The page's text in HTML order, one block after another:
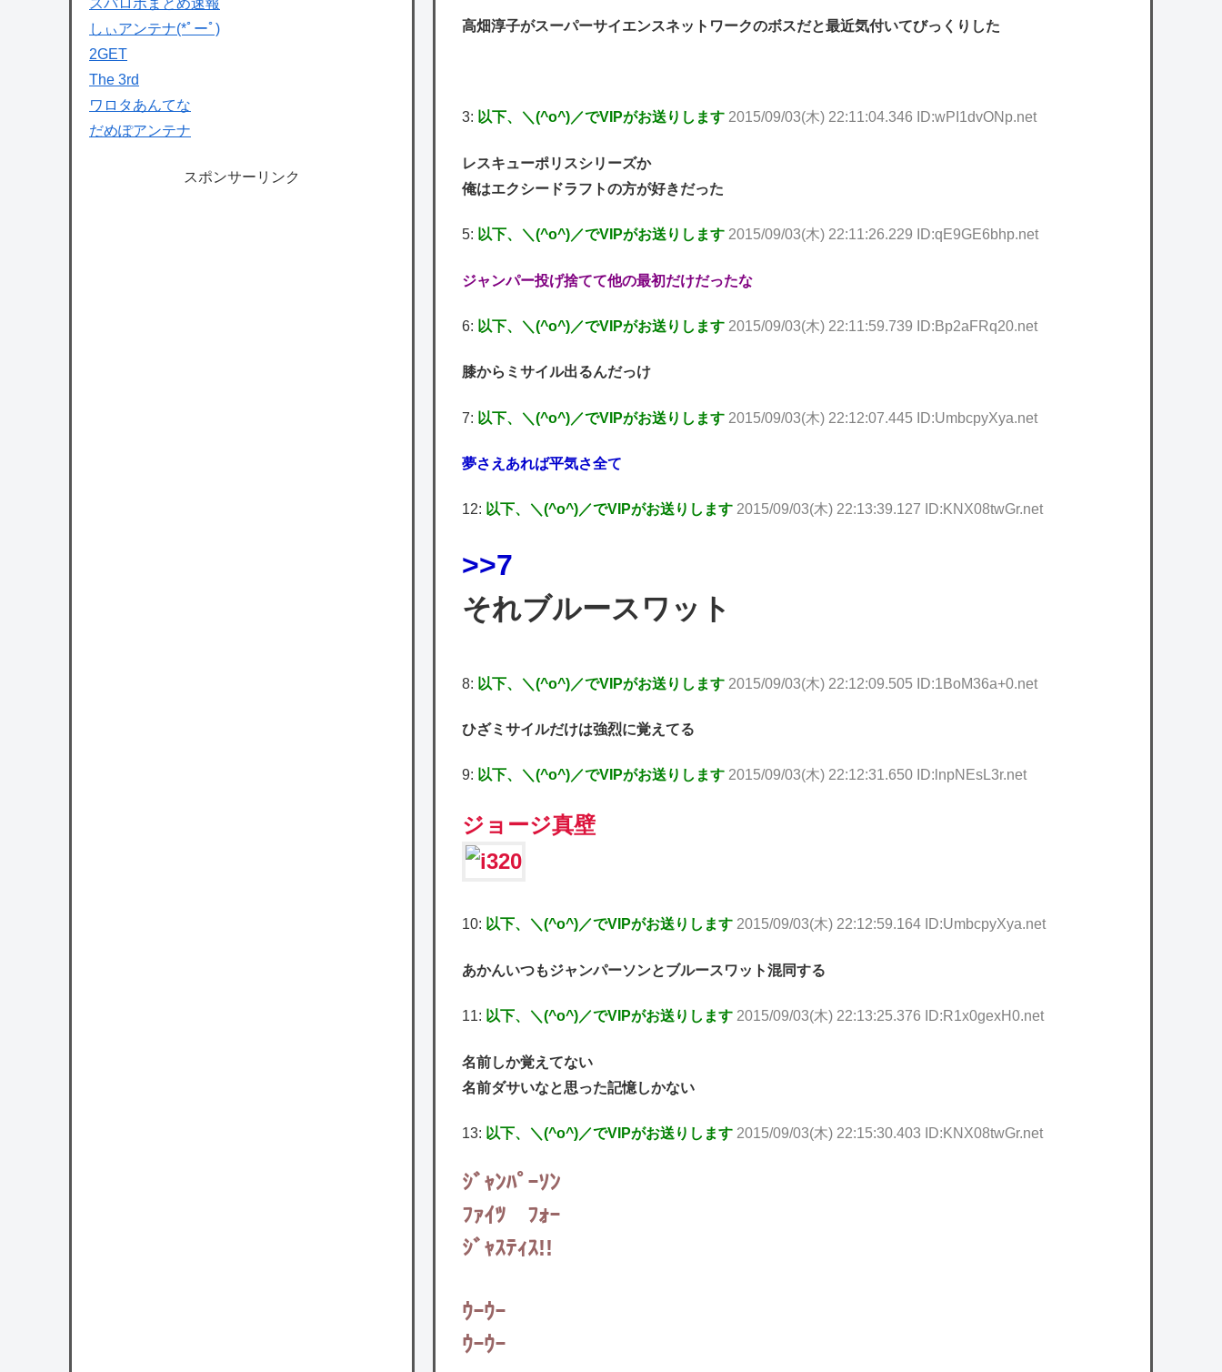
高畑淳子がスーパーサイエンスネットワークのボスだと最近気付いてびっくりした
3: 以下、＼(^o^)／でVIPがお送りします 2015/09/03(木) 22:11:04.346 ID:wPI1dvONp.net
レスキューポリスシリーズか
俺はエクシードラフトの方が好きだった
5: 以下、＼(^o^)／でVIPがお送りします 2015/09/03(木) 22:11:26.229 ID:qE9GE6bhp.net
ジャンパー投げ捨てて他の最初だけだったな
6: 以下、＼(^o^)／でVIPがお送りします 2015/09/03(木) 22:11:59.739 ID:Bp2aFRq20.net
膝からミサイル出るんだっけ
7: 以下、＼(^o^)／でVIPがお送りします 2015/09/03(木) 22:12:07.445 ID:UmbcpyXya.net
夢さえあれば平気さ全て
12: 以下、＼(^o^)／でVIPがお送りします 2015/09/03(木) 22:13:39.127 ID:KNX08twGr.net
>>7
それブルースワット
8: 以下、＼(^o^)／でVIPがお送りします 2015/09/03(木) 22:12:09.505 ID:1BoM36a+0.net
ひざミサイルだけは強烈に覚えてる
9: 以下、＼(^o^)／でVIPがお送りします 2015/09/03(木) 22:12:31.650 ID:lnpNEsL3r.net
ジョージ真壁
10: 以下、＼(^o^)／でVIPがお送りします 2015/09/03(木) 22:12:59.164 ID:UmbcpyXya.net
あかんいつもジャンパーソンとブルースワット混同する
11: 以下、＼(^o^)／でVIPがお送りします 2015/09/03(木) 22:13:25.376 ID:R1x0gexH0.net
名前しか覚えてない
名前ダサいなと思った記憶しかない
13: 以下、＼(^o^)／でVIPがお送りします 2015/09/03(木) 22:15:30.403 ID:KNX08twGr.net
ｼﾞｬﾝﾊﾟｰｿﾝ
ﾌｧｲﾂ ﾌｫｰ
ｼﾞｬｽﾃｨｽ!!
ｳｰｳｰ
ｳｰｳｰ
スパロボまとめ速報
しぃアンテナ(*ﾟーﾟ)
2GET
The 3rd
ワロタあんてな
だめぽアンテナ
スポンサーリンク